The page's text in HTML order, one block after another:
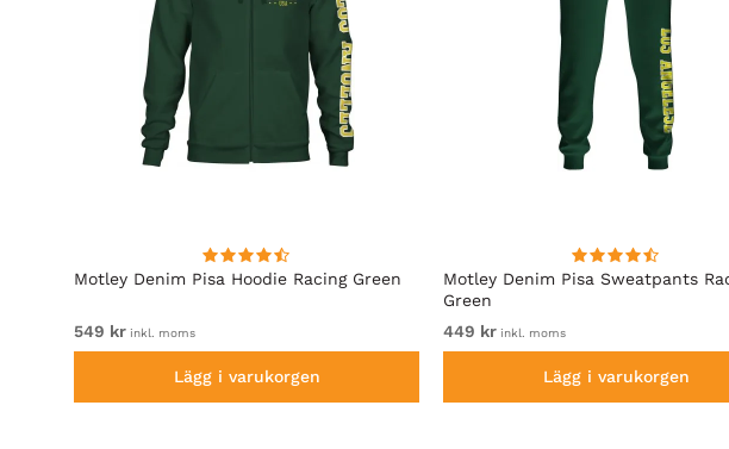
Motley Denim Pisa Hoodie Racing Green
549 kr inkl. moms
Lägg i varukorgen
Motley Denim Pisa Sweatpants
Green
449 kr inkl. moms
Lägg i varukorgen